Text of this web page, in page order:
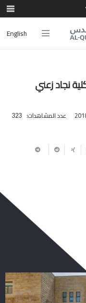
English
نجاد زعني
عدد المشاهدات: 323